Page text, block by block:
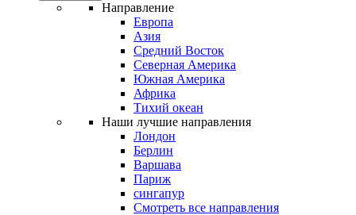
Направление
Европа
Азия
Средний Восток
Северная Америка
Южная Америка
Африка
Тихий океан
Наши лучшие направления
Лондон
Берлин
Варшава
Париж
сингапур
Смотреть все направления